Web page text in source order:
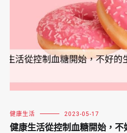
健康生活 2023-05-17
健康生活從控制血糖開始，